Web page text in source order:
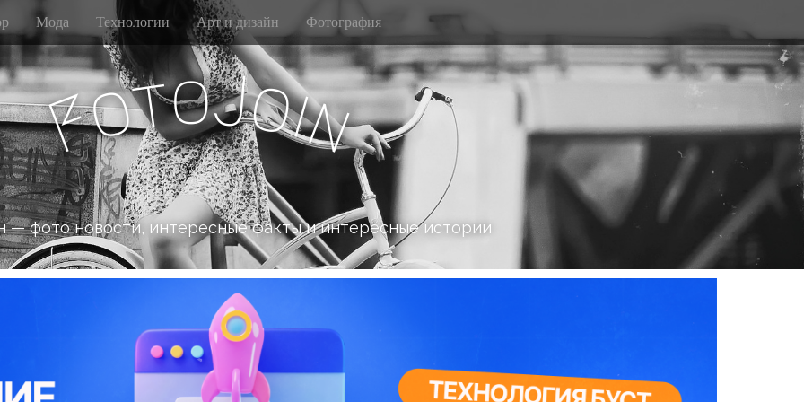
Мода Технологии Арт и дизайн Фотография
FotoJoi
n
— фото новости, интересные факты и интересные истории